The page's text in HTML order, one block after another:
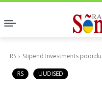
RS Stipend Investments
RS UUDISED